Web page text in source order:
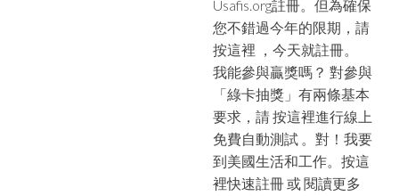
Usafis.org註冊。但為確保
您不錯過今年的限期，請
按這裡 ，今天就註冊。
我能參與贏獎嗎？ 對參與
「綠卡抽獎」有兩條基本
要求，請 按這裡進行線上
免費自動測試 。對！我要
到美國生活和工作。按這
裡快速註冊 或 閱讀更多